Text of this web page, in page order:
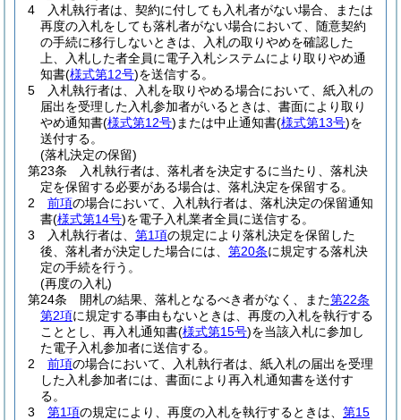
4
入札執行者は、契約に付しても入札者がない場合、または
再度の入札をしても落札者がない場合において、随意契約
の手続に移行しないときは、入札の取りやめを確認した
上、入札した者全員に電子入札システムにより取りやめ通
知書(様式第12号)を送信する。
5
入札執行者は、入札を取りやめる場合において、紙入札の
届出を受理した入札参加者がいるときは、書面により取り
やめ通知書(様式第12号) または中止通知書(様式第13号)を
送付する。
(落札決定の保留)
第23条
入札執行者は、落札者を決定するに当たり、落札決
定を保留する必要がある場合は、落札決定を保留する。
2
前項の場合において、入札執行者は、落札決定の保留通知
書(様式第14号)を電子入札業者全員に送信する。
3
入札執行者は、 第1項の規定により落札決定を保留した
後、落札者が決定した場合には、 第20条に規定する落札決
定の手続を行う。
(再度の入札)
第24条
開札の結果、落札となるべき者がなく、また第22条
第2項に規定する事由もないときは、再度の入札を執行する
こととし、再入札通知書(様式第15号)を当該入札に参加し
た電子入札参加者に送信する。
2
前項の場合において、入札執行者は、紙入札の届出を受理
した入札参加者には、書面により再入札通知書を送付す
る。
3
第1項の規定により、再度の入札を執行するときは、 第15